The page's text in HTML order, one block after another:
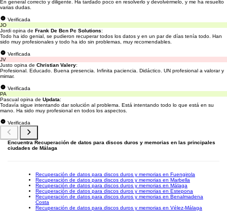
En general correcto y diligente. Ha tardado poco en resolverlo y devolvérmelo, y me ha resuelto
varias dudas.
Verificada
JO
Jordi opina de Frank De Bcn Pc Solutions:
Todo ha ido genial, se pudieron recuperar todos los datos y en un par de días tenía todo. Han
sido muy profesionales y todo ha ido sin problemas, muy recomendables.
Verificada
JV
Justo opina de Christian Valery:
Profesional. Educado. Buena presencia. Infinita paciencia. Didáctico. UN profesional a valorar y
mimar.
Verificada
PA
Pascual opina de Updata:
Todavía sigue intentando dar solución al problema. Está intentando todo lo que está en su
mano. Ha sido muy profesional en todos los aspectos.
Verificada
Encuentra Recuperación de datos para discos duros y memorias en las principales
ciudades de Málaga
Recuperación de datos para discos duros y memorias en Fuengirola
Recuperación de datos para discos duros y memorias en Marbella
Recuperación de datos para discos duros y memorias en Málaga
Recuperación de datos para discos duros y memorias en Estepona
Recuperación de datos para discos duros y memorias en Benalmadena
Costa
Recuperación de datos para discos duros y memorias en Vélez-Málaga